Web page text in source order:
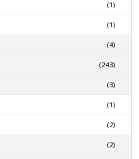
(1)
(1)
(4)
(243)
(3)
(1)
(2)
(2)